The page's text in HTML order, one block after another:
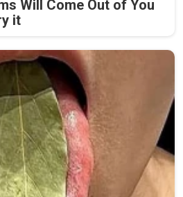
Will Come Out of You
it